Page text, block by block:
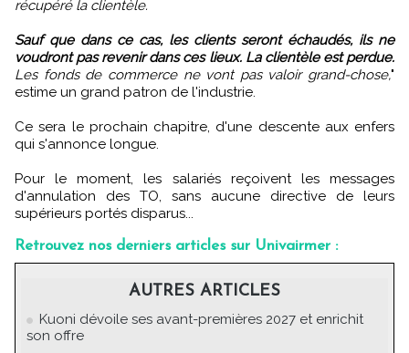
récupéré la clientèle.
Sauf que dans ce cas, les clients seront échaudés, ils ne
voudront pas revenir dans ces lieux. La clientèle est perdue.
Les fonds de commerce ne vont pas valoir grand-chose,"
estime un grand patron de l'industrie.
Ce sera le prochain chapitre, d'une descente aux enfers
qui s'annonce longue.
Pour le moment, les salariés reçoivent les messages
d'annulation des TO, sans aucune directive de leurs
supérieurs portés disparus...
Retrouvez nos derniers articles sur Univairmer :
AUTRES ARTICLES
Kuoni dévoile ses avant-premières 2027 et enrichit
son offre